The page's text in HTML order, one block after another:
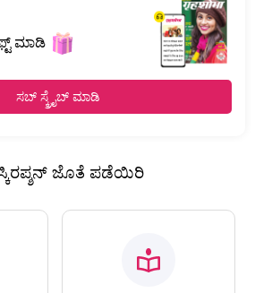
ಮಾಡಿ
ಸಬ್ ಸ್ಕ್ರೈಬ್ ಮಾಡಿ
ಜೊತೆ ಪಡೆಯಿರಿ